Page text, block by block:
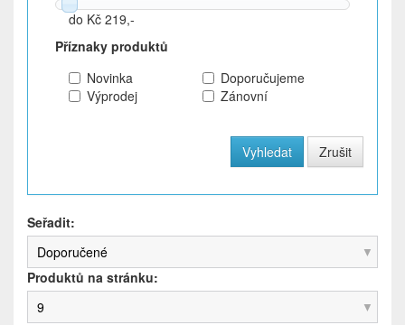
do Kč 219,-
Příznaky produktů
Novinka
Doporučujeme
Výprodej
Zánovní
Seřadit:
Doporučené
Produktů na stránku:
9